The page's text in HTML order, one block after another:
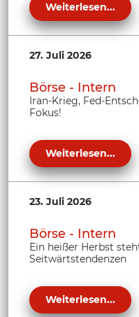
Weiterlesen...
27. Juli 2026
Börse - Intern
Iran-Krieg, Fed-
Fokus!
Weiterlesen...
23. Juli 2026
Börse - Intern
Ein heißer Herbst
Seitwärtstendenzen
Weiterlesen...